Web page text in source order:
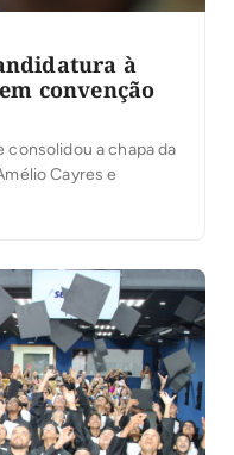
à
convenção
consolidou a chapa da
Cayres e